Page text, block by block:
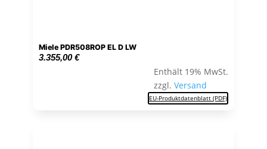
Miele PDR508ROP EL D LW
3.355,00€
Enthält 19% MwSt.
zzgl.Versand
EU-Produktdatenblatt (PDF)